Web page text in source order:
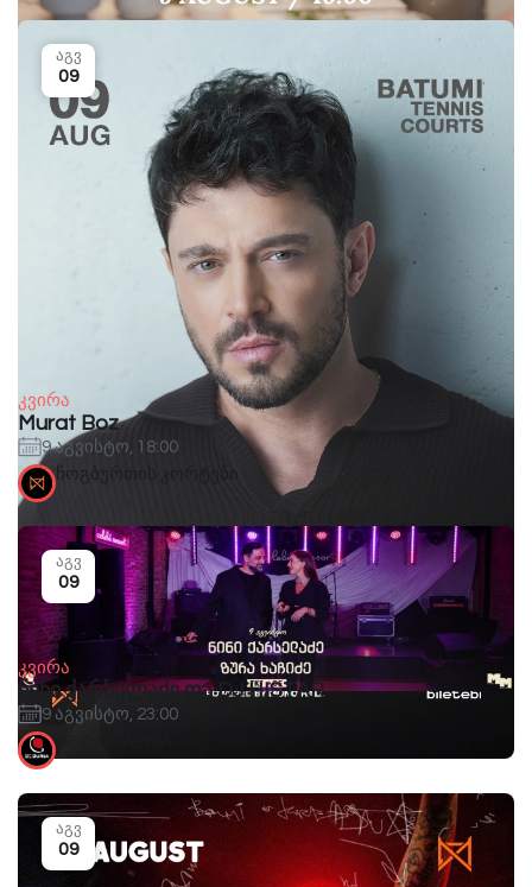
კვირა
Murat Boz
9 აგვისტო, 18:00
აგვ
09
ჩოგბურთის კორტები
კვირა
ნინი ქარსელაძე და DJ HISTAR
9 აგვისტო, 23:00
აგვ
09
აგვ
09